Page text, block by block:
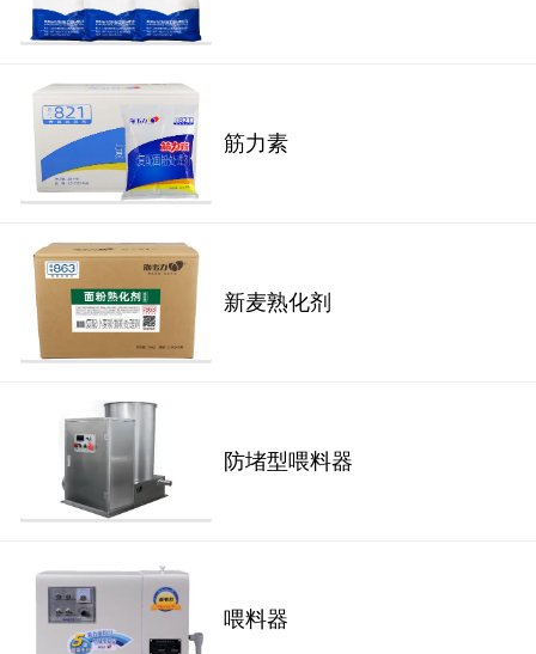
筋力素
新麦熟化剂
防堵型喂料器
喂料器